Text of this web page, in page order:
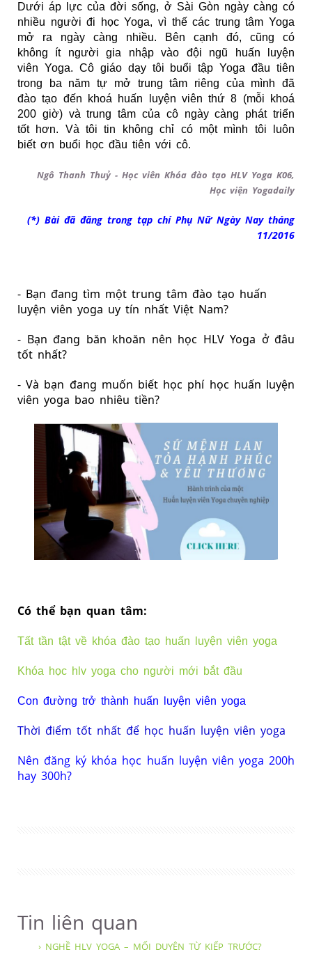
Dưới áp lực của đời sống, ở Sài Gòn ngày càng có
nhiều người đi học Yoga, vì thế các trung tâm Yoga
mở ra ngày càng nhiều. Bên cạnh đó, cũng có
không ít người gia nhập vào đội ngũ huấn luyện
viên Yoga. Cô giáo dạy tôi buổi tập Yoga đầu tiên
trong ba năm tự mở trung tâm riêng của mình đã
đào tạo đến khoá huấn luyện viên thứ 8 (mỗi khoá
200 giờ) và trung tâm của cô ngày càng phát triển
tốt hơn. Và tôi tin không chỉ có một mình tôi luôn
biết ơn buổi học đầu tiên với cô.
Ngô Thanh Thuỷ - Học viên Khóa đào tạo HLV Yoga K06,
Học viện Yogadaily
(*) Bài đã đăng trong tạp chí Phụ Nữ Ngày Nay tháng
11/2016
- Bạn đang tìm một trung tâm đào tạo huấn
luyện viên yoga uy tín nhất Việt Nam?
- Bạn đang băn khoăn nên học HLV Yoga ở đâu
tốt nhất?
- Và bạn đang muốn biết học phí học huấn luyện
viên yoga bao nhiêu tiền?
Có thể bạn ​quan tâm:
Tất tần tật về khóa đào tạo huấn luyện viên yoga
Khóa học hlv yoga cho người mới bắt đầu
Con đường trở thành huấn luyện viên yoga
Thời điểm tốt nhất để học huấn luyện viên yoga
Nên đăng ký khóa học huấn luyện viên yoga 200h
hay 300h?
Tin liên quan
› NGHỀ HLV YOGA – MỐI DUYÊN TỪ KIẾP TRƯỚC?